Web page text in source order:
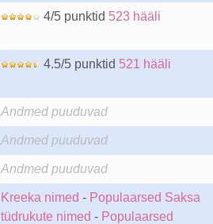
4/5 punktid 523 hääli
4.5/5 punktid 521 hääli
Andmed puuduvad
Andmed puuduvad
Andmed puuduvad
Kreeka nimed - Populaarsed Saksa
tüdrukute nimed - Populaarsed